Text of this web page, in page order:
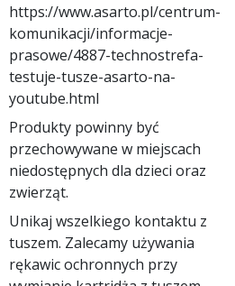
https://www.asarto.pl/centrum-
komunikacji/informacje-
prasowe/4887-technostrefa-
testuje-tusze-asarto-na-
youtube.html
Produkty powinny być
przechowywane w miejscach
niedostępnych dla dzieci oraz
zwierząt.
Unikaj wszelkiego kontaktu z
tuszem. Zalecamy używania
rękawic ochronnych przy